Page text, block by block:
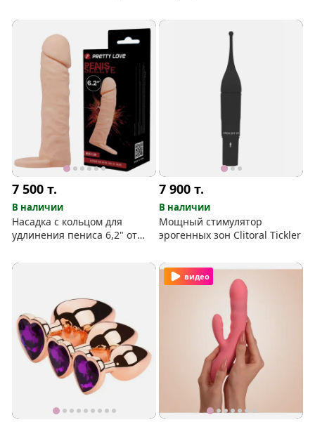
Love Marico
7 500т.
В наличии
Насадка c кольцом для
удлинения пениса 6,2" от
7 900т.
В наличии
Мощный стимулятор
эрогенных зон Clitoral Tickler
видео